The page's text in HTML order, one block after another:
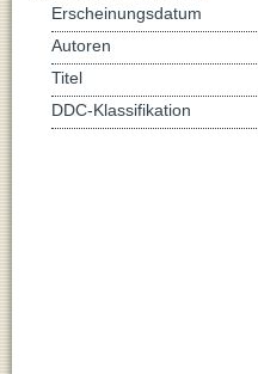
Erscheinungsdatum
Autoren
Titel
DDC-Klassifikation